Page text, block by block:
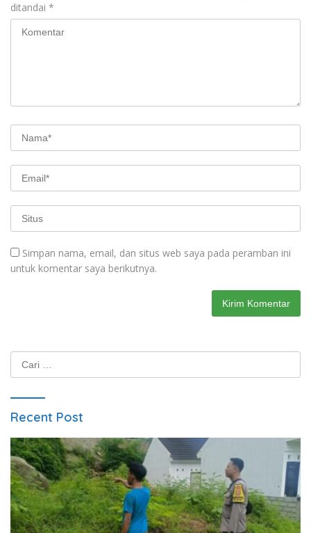
ditandai *
Simpan nama, email, dan situs web saya pada peramban ini
untuk komentar saya berikutnya.
Cari
untuk:
Recent Post